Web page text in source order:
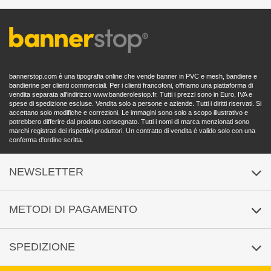
Domande frequenti
Note legali
CGC
Politica di cancellazione
Dichiarazione di accessibilità
bannerstop.com è una tipografia online che vende banner in PVC e mesh, bandiere e
bandierine per clienti commerciali. Per i clienti francofoni, offriamo una piattaforma di
vendita separata all'indirizzo www.banderolestop.fr. Tutti i prezzi sono in Euro, IVA e
spese di spedizione escluse. Vendita solo a persone e aziende. Tutti i diritti riservati. Si
accettano solo modifiche e correzioni. Le immagini sono solo a scopo illustrativo e
potrebbero differire dal prodotto consegnato. Tutti i nomi di marca menzionati sono
marchi registrati dei rispettivi produttori. Un contratto di vendita è valido solo con una
conferma d'ordine scritta.
NEWSLETTER
Iscrizione /Abbonamento
METODI DI PAGAMENTO
SPEDIZIONE